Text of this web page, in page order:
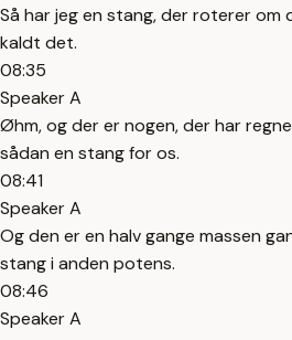
Så har jeg en stang, der roterer om
kaldt det.
08:35
Speaker A
Øhm, og der er nogen, der har
sådan en stang for os.
08:41
Speaker A
Og den er en halv gange massen
stang i anden potens.
08:46
Speaker A